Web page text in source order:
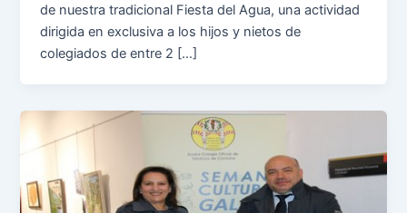
de nuestra tradicional Fiesta del Agua, una actividad
dirigida en exclusiva a los hijos y nietos de
colegiados de entre 2 […]